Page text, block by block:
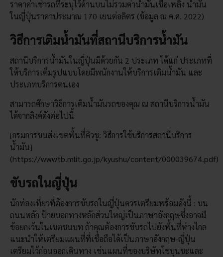
ราคาค่าเช่ารถที่ระบุไว้ด้านบนไม่รวมค่าน้ำมันเชื้อเพลิง น้ำมัน
ในญี่ปุ่นราคาประมาณ 170 เยนต่อลิตร (ข้อมูล ณ ค.ศ. 2022)
วิธีการเติมน้ำมันที่สถานีบริการน้ำมัน
สถานีบริการน้ำมันในญี่ปุ่นมีด้วยกัน 2 ประเภท ได้แก่ ประเภทที่
ให้บริการเต็มรูปแบบโดยมีพนักงานให้บริการเติมน้ำมัน และ
ประเภทบริการตนเอง
สามารถศึกษาวิธีการเติมน้ำมันรถของคุณ ณ สถานีบริการน้ำมัน
ได้จากลิงค์ดังต่อไปนี้
[กรมการขนส่งเขตพื้นที่คิวชู: วิธีการใช้บริการสถานีบริการ
น้ำมัน]
(https://wwwtb.mlit.go.jp/kyushu/content/000039674.pdf)
ขับรถในญี่ปุ่น
นักท่องเที่ยวที่ต้องการขับรถในญี่ปุ่นควรเตรียมพร้อมดังนี้ : บน
ถนนหลัก ป้ายบอกทางหลักส่วนใหญ่เป็นภาษาอังกฤษซึ่งอาจมี
ข้อยกเว้นในเขตชนบท ถ้าคุณต้องการขับรถไปยังพื้นที่ห่างไกล
แนะนำให้เตรียมแผนที่ที่เชื่อถือได้เป็นภาษาอังกฤษ-ญี่ปุ่น
เตรียมไว้ก่อนออกเดินทาง เช่นแผนที่ของบริษัทโชบุนชะและ